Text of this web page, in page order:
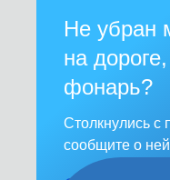
Не убран
на
фонарь?
Столкнулись
сообщите о